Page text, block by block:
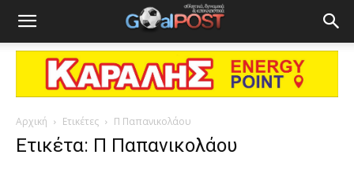
Αρχική Ετικέτες Π Παπανικολάου
Ετικέτα: Π Παπανικολάου